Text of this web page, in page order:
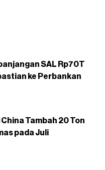
SAL Rp70T
ke Perbankan
Tambah 20 Ton
pada Juli